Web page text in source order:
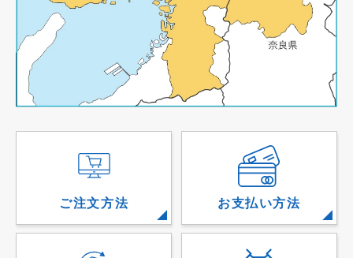
ご注文方法 お支払い方法